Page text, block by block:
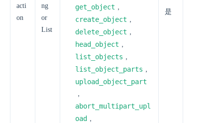
acti
on
ng
or
List
get_object ，
create_object ，
delete_object ，
head_object ，
list_objects ，
list_object_parts ，
upload_object_part
，
abort_multipart_upl
oad ，
是